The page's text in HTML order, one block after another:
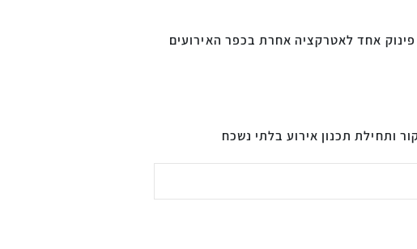
פינוק אחד לאטרקציה אחרת בכפר האירועים
ותחילת תכנון אירוע בלתי נשכח